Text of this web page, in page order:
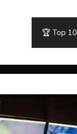
🏆 Top